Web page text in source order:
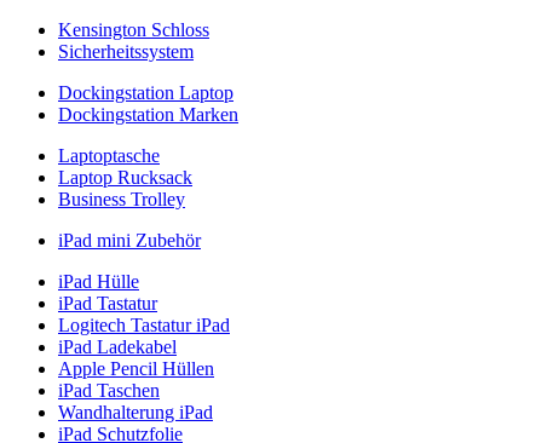
Kensington Schloss
Sicherheitssystem
Dockingstation Laptop
Dockingstation Marken
Laptoptasche
Laptop Rucksack
Business Trolley
iPad mini Zubehör
iPad Hülle
iPad Tastatur
Logitech Tastatur iPad
iPad Ladekabel
Apple Pencil Hüllen
iPad Taschen
Wandhalterung iPad
iPad Schutzfolie